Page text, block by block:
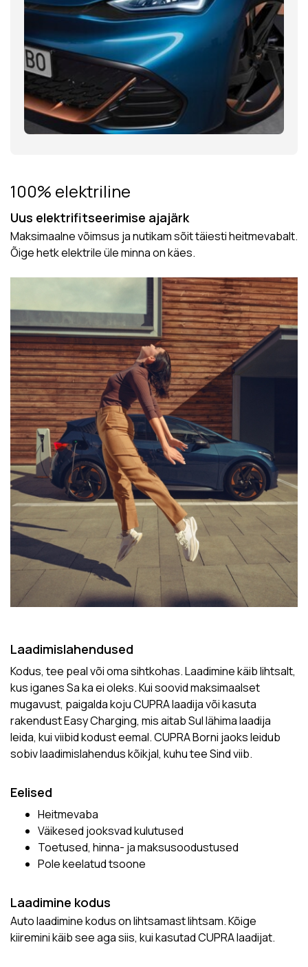
100% elektriline
Uus elektrifitseerimise ajajärk
Maksimaalne võimsus ja nutikam sõit täiesti heitmevabalt.
Õige hetk elektrile üle minna on käes.
Laadimislahendused
Kodus, tee peal või oma sihtkohas. Laadimine käib lihtsalt,
kus iganes Sa ka ei oleks. Kui soovid maksimaalset
mugavust, paigalda koju CUPRA laadija või kasuta
rakendust Easy Charging, mis aitab Sul lähima laadija
leida, kui viibid kodust eemal. CUPRA Borni jaoks leidub
sobiv laadimislahendus kõikjal, kuhu tee Sind viib.
Eelised
Heitmevaba
Väikesed jooksvad kulutused
Toetused, hinna- ja maksusoodustused
Pole keelatud tsoone
Laadimine kodus
Auto laadimine kodus on lihtsamast lihtsam. Kõige
kiiremini käib see aga siis, kui kasutad CUPRA laadijat.